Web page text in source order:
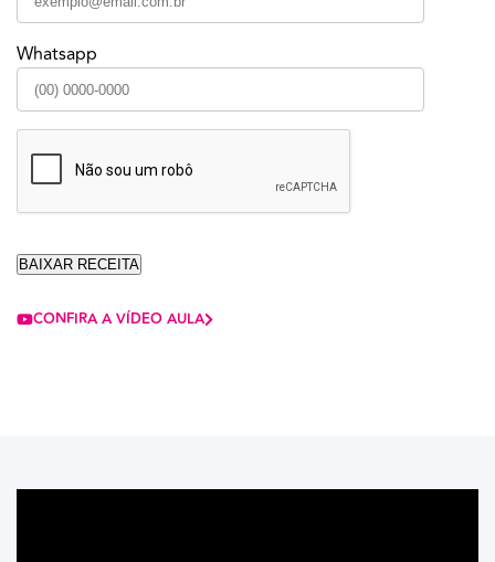
Whatsapp
CONFIRA A VÍDEO AULA